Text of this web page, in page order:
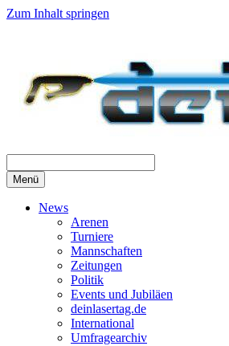
Zum Inhalt springen
Menü
News
Arenen
Turniere
Mannschaften
Zeitungen
Politik
Events und Jubiläen
deinlasertag.de
International
Umfragearchiv